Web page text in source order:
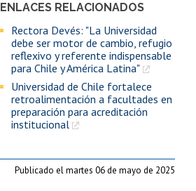
ENLACES RELACIONADOS
Rectora Devés: "La Universidad
debe ser motor de cambio, refugio
reflexivo y referente indispensable
para Chile y América Latina"
Universidad de Chile fortalece
retroalimentación a facultades en
preparación para acreditación
institucional
Publicado el martes 06 de mayo de 2025